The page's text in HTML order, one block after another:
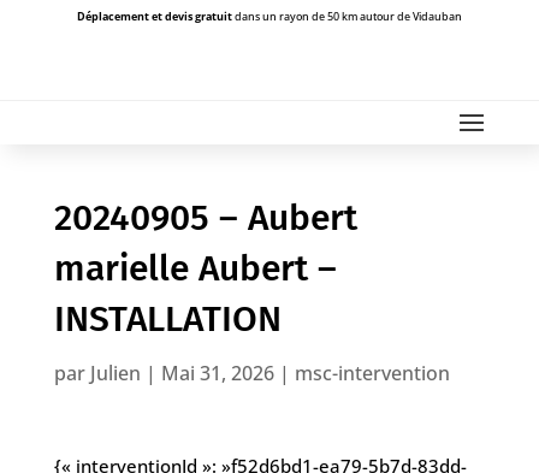
Déplacement et devis gratuitdans un rayon de 50 km autour de Vidauban
20240905 – Aubert
marielle Aubert –
INSTALLATION
par Julien | Mai 31, 2026| msc-intervention
{« interventionId »: »f52d6bd1-ea79-5b7d-83dd-